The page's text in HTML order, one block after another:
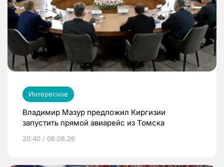
Интересное
Владимир Мазур предложил Киргизии
запустить прямой авиарейс из Томска
20:40 / 06.08.26